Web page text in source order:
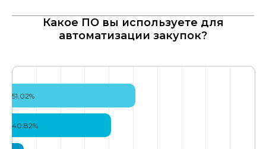
Какое ПО вы используете для
автоматизации закупок?
51.02%
40.82%
21 мая 2026 года, Санкт-Петербург,
Контакты для СМИ